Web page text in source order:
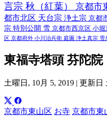
言宗 秋（紅葉） 京都市
都市北区 天台宗 浄土宗 京都
宗 特別公開 雪 京都市西京区 小堀
区 京都府外 小川治兵衛 庭園 浄土真宗 雪
東福寺塔頭 芬陀院
土曜日, 10月 5, 2019 | 更新日
京都市東山区 お寺 京都市東